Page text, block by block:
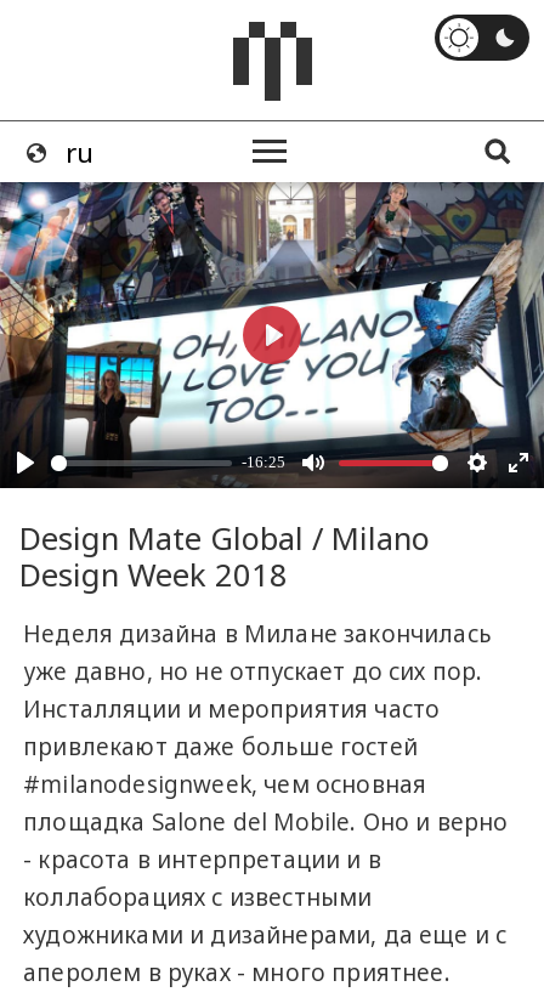
Design Mate Global / Milano
Design Week 2018
Неделя дизайна в Милане закончилась
уже давно, но не отпускает до сих пор.
Инсталляции и мероприятия часто
привлекают даже больше гостей
#milanodesignweek, чем основная
площадка Salone del Mobile. Оно и верно
- красота в интерпретации и в
коллаборациях с известными
художниками и дизайнерами, да еще и с
аперолем в руках - много приятнее.